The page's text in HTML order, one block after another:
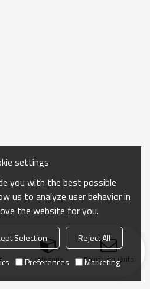
categoria Enviar inquérito
settings
you with the best possible
us to analyze user behavior in
the website for you.
Selection
Reject All
Preferences Marketing